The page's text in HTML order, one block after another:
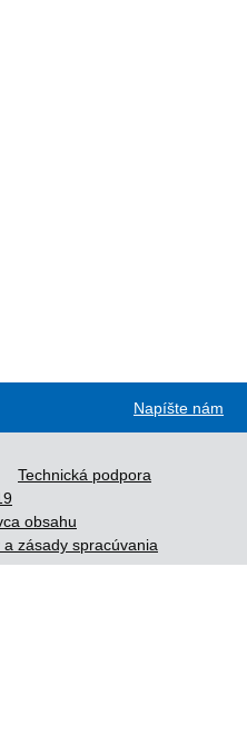
Napíšte nám
Technická podpora
obsahu
zásady spracúvania